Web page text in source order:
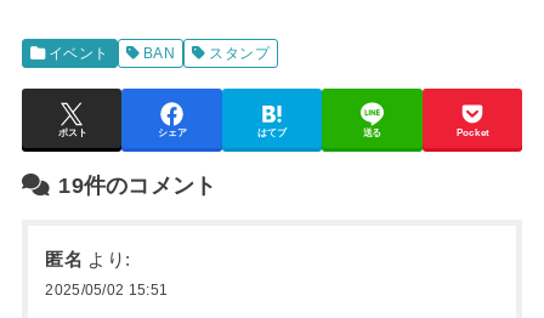
イベント BAN スタンプ
ポスト シェア はてブ 送る Pocket
19件のコメント
匿名 より:
2025/05/02 15:51